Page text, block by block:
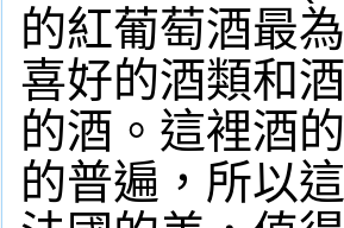
的紅葡萄酒最
喜好的酒類和
的酒。這裡酒
的普遍，所以